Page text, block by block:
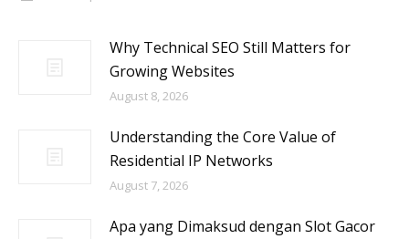
Why Technical SEO Still Matters for
Growing Websites
August 8, 2026
Understanding the Core Value of
Residential IP Networks
August 7, 2026
Apa yang Dimaksud dengan Slot Gacor